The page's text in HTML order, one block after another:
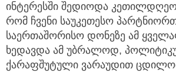
ინტერესში შედიოდა
რომ ჩვენი საუკეთესო
საერთაშორისო დონეზე ამ
ხედავდა ამ უბრალოდ,
ქარაფშუტული ვარაუდით